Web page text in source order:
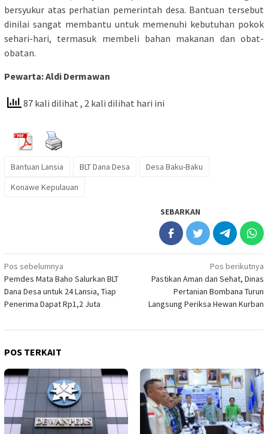
bersyukur atas perhatian pemerintah desa. Bantuan tersebut
dinilai sangat membantu untuk memenuhi kebutuhan pokok
sehari-hari, termasuk membeli bahan makanan dan obat-
obatan.
Pewarta: Aldi Dermawan
87 kali dilihat , 2 kali dilihat hari ini
Bantuan Lansia BLT Dana Desa
Desa Baku-Baku
Konawe Kepulauan
SEBARKAN
Navigasi
pos
Pos sebelumnya
Pemdes Mata Baho Salurkan BLT
Dana Desa untuk 24 Lansia, Tiap
Penerima Dapat Rp1,2 Juta
Pos berikutnya
Pastikan Aman dan Sehat, Dinas
Pertanian Bombana Turun
Langsung Periksa Hewan Kurban
POS TERKAIT